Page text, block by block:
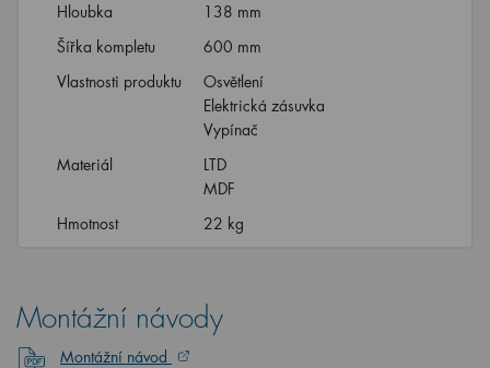
Hloubka
138 mm
Šířka kompletu
600 mm
Vlastnosti produktu
Osvětlení
Elektrická zásuvka
Vypínač
Materiál
LTD
MDF
Hmotnost
22 kg
Montážní návody
Montážní návod